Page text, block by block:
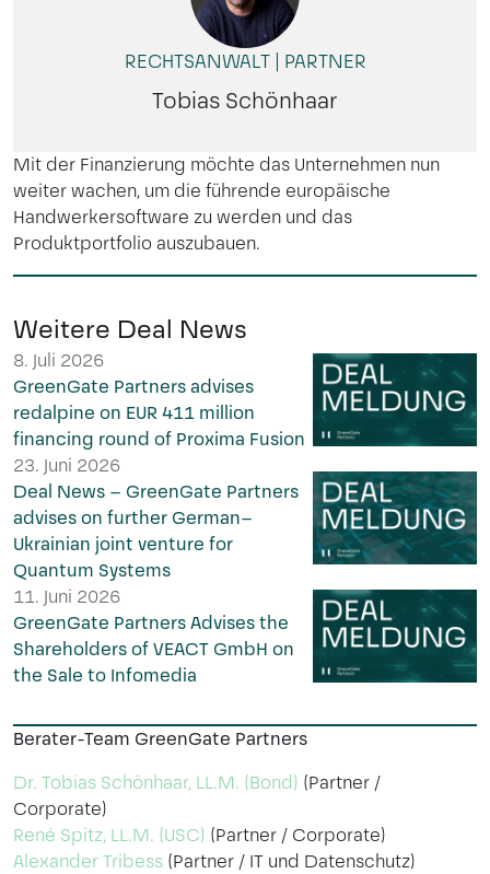
RECHTSANWALT | PARTNER
Tobias Schönhaar
Mit der Finanzierung möchte das Unternehmen nun
weiter wachen, um die führende europäische
Handwerkersoftware zu werden und das
Produktportfolio auszubauen.
Weitere Deal News
8. Juli 2026
GreenGate Partners advises
redalpine on EUR 411 million
financing round of Proxima Fusion
23. Juni 2026
Deal News – GreenGate Partners
advises on further German–
Ukrainian joint venture for
Quantum Systems
11. Juni 2026
GreenGate Partners Advises the
Shareholders of VEACT GmbH on
the Sale to Infomedia
Berater-Team GreenGate Partners
Dr. Tobias Schönhaar, LL.M. (Bond) (Partner /
Corporate)
René Spitz, LL.M. (USC) (Partner / Corporate)
Alexander Tribess (Partner / IT und Datenschutz)